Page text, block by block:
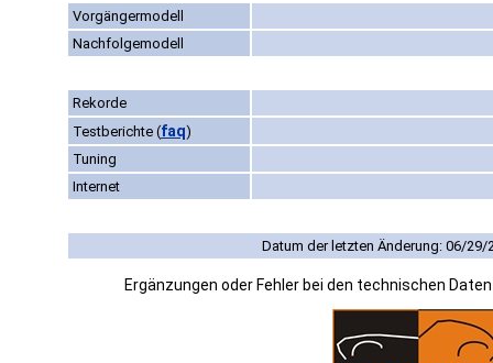
Vorgängermodell
Nachfolgemodell
Rekorde
Testberichte (faq)
Tuning
Internet
Datum der letzten Änderung: 06/29/
Ergänzungen oder Fehler bei den technischen